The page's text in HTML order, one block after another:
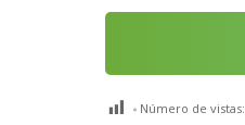
Número de vistas: